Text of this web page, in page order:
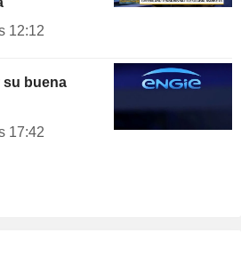
12:12
su buena
17:42